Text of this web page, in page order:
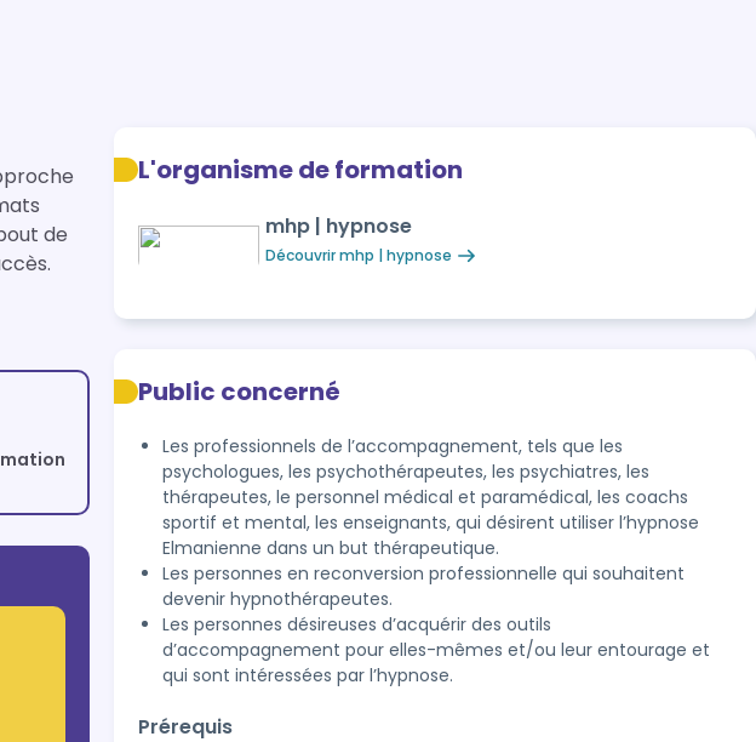
de
L'organisme de formation
mhp | hypnose
Découvrir mhp | hypnose
Public concerné
Les professionnels de l’accompagnement, tels que les
psychologues, les psychothérapeutes, les psychiatres, les
thérapeutes, le personnel médical et paramédical, les coachs
sportif et mental, les enseignants, qui désirent utiliser l’hypnose
Elmanienne dans un but thérapeutique.
Les personnes en reconversion professionnelle qui souhaitent
devenir hypnothérapeutes.
Les personnes désireuses d’acquérir des outils
d’accompagnement pour elles-mêmes et/ou leur entourage et
qui sont intéressées par l’hypnose.
Prérequis